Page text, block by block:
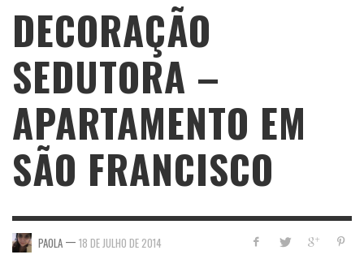
DECORAÇÃO
SEDUTORA –
APARTAMENTO EM
SÃO FRANCISCO
PAOLA — 18 DE JULHO DE 2014